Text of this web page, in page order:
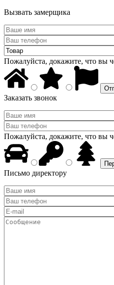
Вызвать замерщика
Пожалуйста, докажите, что вы
Заказать звонок
Пожалуйста, докажите, что вы
Письмо директору